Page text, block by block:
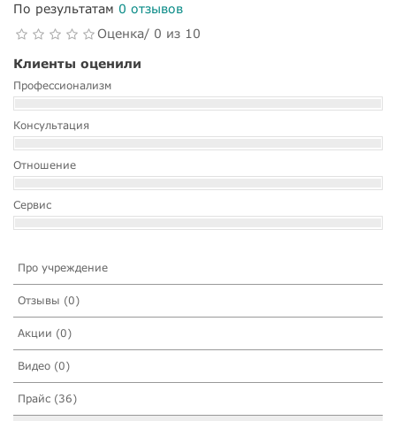
По результатам 0 отзывов
Оценка/ 0 из 10
Клиенты оценили
Профессионализм
Консультация
Отношение
Сервис
Про учреждение
Отзывы (0)
Акции (0)
Видео (0)
Прайс (36)